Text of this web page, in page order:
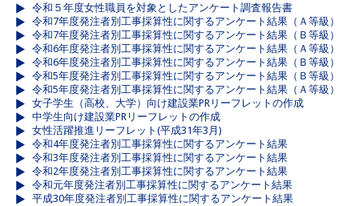
令和５年度女性職員を対象としたアンケート調査報告書
令和7年度発注者別工事採算性に関するアンケート結果（Ａ等級）
令和7年度発注者別工事採算性に関するアンケート結果（Ｂ等級）
令和6年度発注者別工事採算性に関するアンケート結果（Ａ等級）
令和6年度発注者別工事採算性に関するアンケート結果（Ｂ等級）
令和5年度発注者別工事採算性に関するアンケート結果（Ｂ等級）
令和5年度発注者別工事採算性に関するアンケート結果（Ａ等級）
女子学生（高校、大学）向け建設業PRリーフレットの作成
中学生向け建設業PRリーフレットの作成
女性活躍推進リーフレット(平成31年3月)
令和4年度発注者別工事採算性に関するアンケート結果
令和3年度発注者別工事採算性に関するアンケート結果
令和2年度発注者別工事採算性に関するアンケート結果
令和元年度発注者別工事採算性に関するアンケート結果
平成30年度発注者別工事採算性に関するアンケート結果